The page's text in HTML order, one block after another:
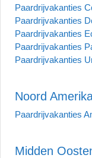
Paardrijvakanties
Paardrijvakanties
Paardrijvakanties
Paardrijvakanties
Paardrijvakanties
Noord
Paardrijvakanties
Midden